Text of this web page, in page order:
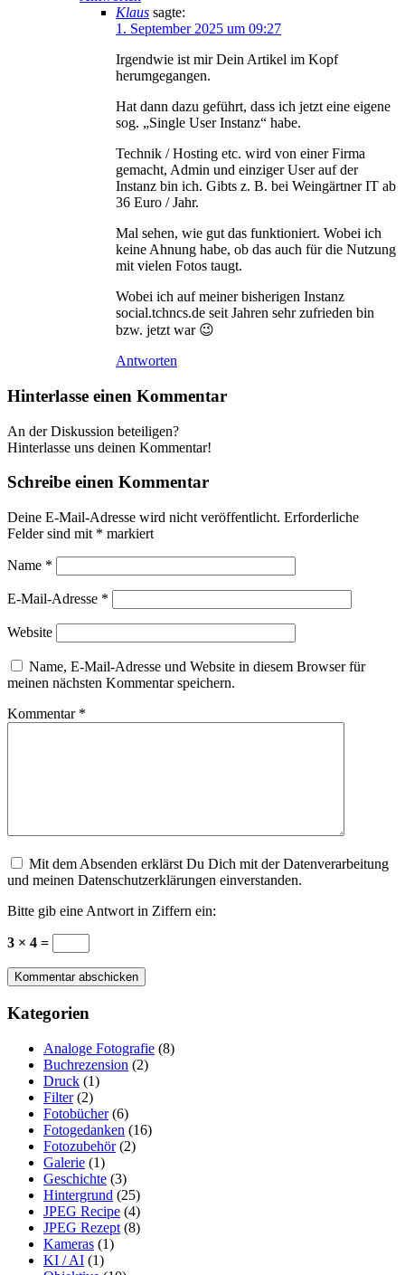
Klaus sagte:
1. September 2025 um 09:27
Irgendwie ist mir Dein Artikel im Kopf
herumgegangen.
Hat dann dazu geführt, dass ich jetzt eine eigene
sog. „Single User Instanz“ habe.
Technik / Hosting etc. wird von einer Firma
gemacht, Admin und einziger User auf der
Instanz bin ich. Gibts z. B. bei Weingärtner IT ab
36 Euro / Jahr.
Mal sehen, wie gut das funktioniert. Wobei ich
keine Ahnung habe, ob das auch für die Nutzung
mit vielen Fotos taugt.
Wobei ich auf meiner bisherigen Instanz
social.tchncs.de seit Jahren sehr zufrieden bin
bzw. jetzt war 😉
Antworten
Hinterlasse einen Kommentar
An der Diskussion beteiligen?
Hinterlasse uns deinen Kommentar!
Schreibe einen Kommentar
Deine E-Mail-Adresse wird nicht veröffentlicht. Erforderliche
Felder sind mit * markiert
Name *
E-Mail-Adresse *
Website
Name, E-Mail-Adresse und Website in diesem Browser für
meinen nächsten Kommentar speichern.
Kommentar *
Mit dem Absenden erklärst Du Dich mit der Datenverarbeitung
und meinen Datenschutzerklärungen einverstanden.
Bitte gib eine Antwort in Ziffern ein:
3 × 4 =
Kategorien
Analoge Fotografie (8)
Buchrezension (2)
Druck (1)
Filter(2)
Fotobücher(6)
Fotogedanken (16)
Fotozubehör(2)
Galerie (1)
Geschichte (3)
Hintergrund (25)
JPEG Recipe (4)
JPEG Rezept (8)
Kameras (1)
KI / AI (1)